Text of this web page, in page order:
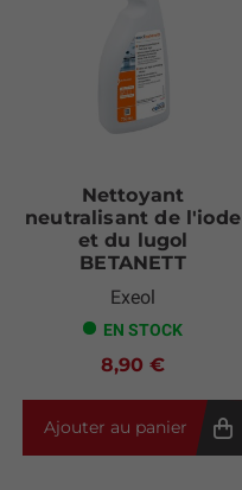
Nettoyant
neutralisant de l'iode
et du lugol
BETANETT
Exeol
EN STOCK
8,90 €
Ajouter au panier